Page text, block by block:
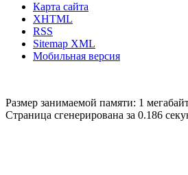
Карта сайта
XHTML
RSS
Sitemap XML
Мобильная версия
Размер занимаемой памяти: 1
Страница сгенерирована за 0.186